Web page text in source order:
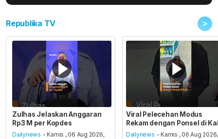
Republika TV >
Zulhas Jelaskan Anggaran
Rp3 M per Kopdes
Dailynews - Kamis , 06 Aug 2026,
Viral Pelecehan Modus
Rekam dengan Ponsel di
Dailynews - Kamis , 06 Aug 2026,